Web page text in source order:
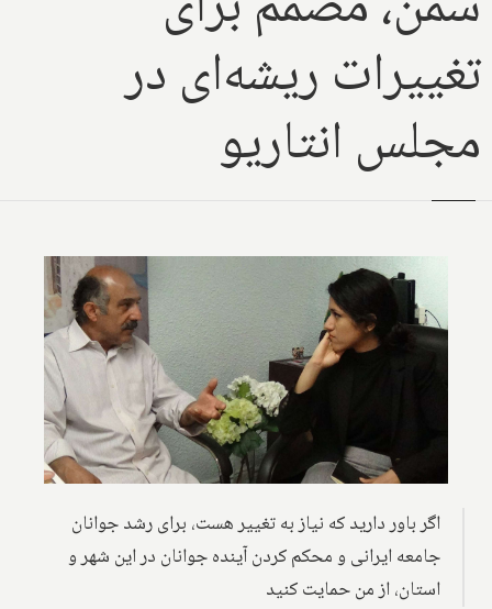
تغییرات ریشه‌ای در‌
مجلس انتاریو
اگر باور دارید که نیاز به تغییر هست‌، برای رشد جوانان
جامعه ایرانی و محکم کردن آینده جوانان در این شهر و
استان‌، از من حمایت کنید‌